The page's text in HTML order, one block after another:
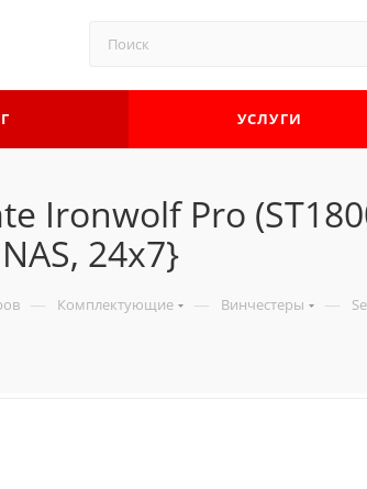
УСЛУГИ
Ironwolf Pro
24x7}
— Комплектующие — Винчестеры —